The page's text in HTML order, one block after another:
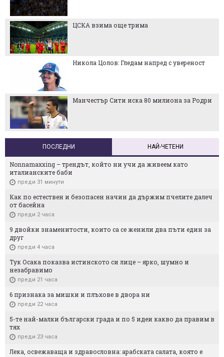
ЦСКА взима още трима
Никола Цолов: Гледам напред с увереност
Манчестър Сити иска 80 милиона за Родри
ПОСЛЕДНИ НАЙ-ЧЕТЕНИ
Nonnamaxxing – трендът, който ни учи да живеем като
италианските баби
преди 31 минути
Как по естествен и безопасен начин да държим пчелите далеч
от басейна
преди 2 часа
9 двойки знаменитости, които са се женили два пъти един за
друг
преди 4 часа
Тук Осака показва истинското си лице – ярко, шумно и
незабравимо
преди 21 часа
6 признака за мишки и плъхове в двора ни
преди 22 часа
5-те най-малки български градa и по 5 идеи какво да правим в
тях
преди 23 часа
Лека, освежаваща и здравословна: арабската салата, която е